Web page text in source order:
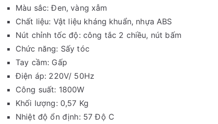
Màu sắc: Đen, vàng xẫm
Chất liệu: Vật liệu kháng khuẩn, nhựa ABS
Nút chỉnh tốc độ: công tắc 2 chiều, nút bấm
Chức năng: Sấy tóc
Tay cầm: Gấp
Điện áp: 220V/ 50Hz
Công suất: 1800W
Khối lượng: 0,57 Kg
Nhiệt độ ổn định: 57 Độ C